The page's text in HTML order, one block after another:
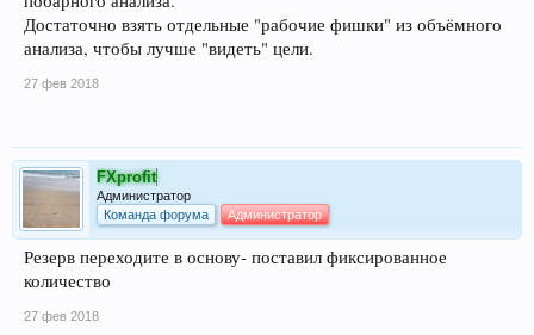
Достаточно взять отдельные "рабочие фишки" из объёмного
анализа, чтобы лучше "видеть" цели.
27 фев 2018
FXprofit
Администратор
Команда форума
Администратор
Резерв переходите в основу- поставил фиксированное
количество
27 фев 2018